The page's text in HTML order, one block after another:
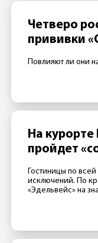
Четверо
прививки
Повлияют ли они
На
пройдет
Гостиницы по
исключений. По
«Эдельвейс» на
известно 25
конференции